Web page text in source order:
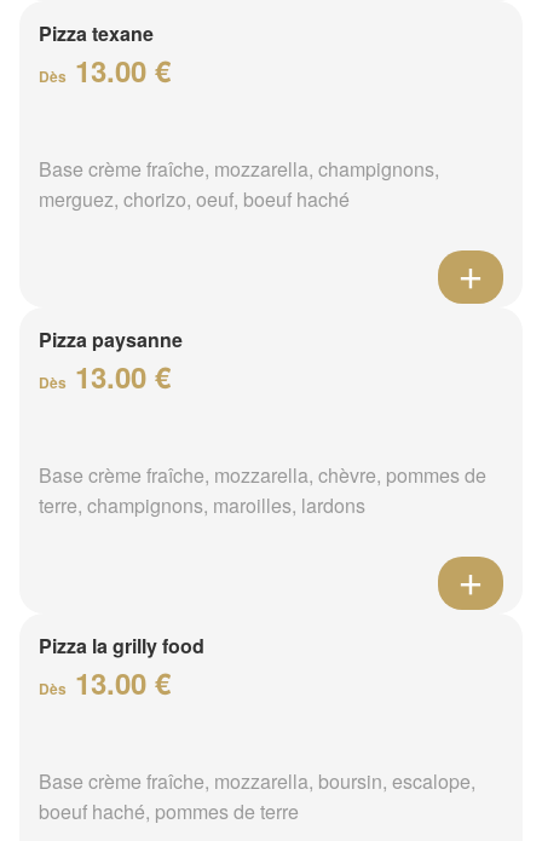
Pizza texane
Dès 13.00 €
Base crème fraîche, mozzarella, champignons,
merguez, chorizo, oeuf, boeuf haché
Pizza paysanne
Dès 13.00 €
Base crème fraîche, mozzarella, chèvre, pommes de
terre, champignons, maroilles, lardons
Pizza la grilly food
Dès 13.00 €
Base crème fraîche, mozzarella, boursin, escalope,
boeuf haché, pommes de terre